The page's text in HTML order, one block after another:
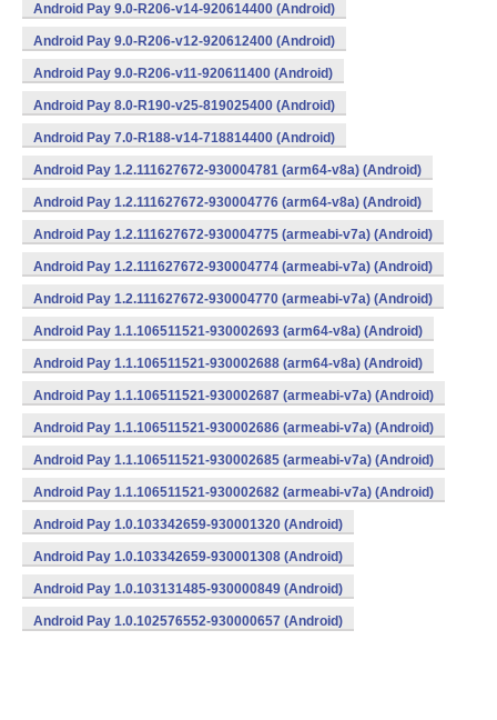
Android Pay 9.0-R206-v14-920614400 (Android)
Android Pay 9.0-R206-v12-920612400 (Android)
Android Pay 9.0-R206-v11-920611400 (Android)
Android Pay 8.0-R190-v25-819025400 (Android)
Android Pay 7.0-R188-v14-718814400 (Android)
Android Pay 1.2.111627672-930004781 (arm64-v8a) (Android)
Android Pay 1.2.111627672-930004776 (arm64-v8a) (Android)
Android Pay 1.2.111627672-930004775 (armeabi-v7a) (Android)
Android Pay 1.2.111627672-930004774 (armeabi-v7a) (Android)
Android Pay 1.2.111627672-930004770 (armeabi-v7a) (Android)
Android Pay 1.1.106511521-930002693 (arm64-v8a) (Android)
Android Pay 1.1.106511521-930002688 (arm64-v8a) (Android)
Android Pay 1.1.106511521-930002687 (armeabi-v7a) (Android)
Android Pay 1.1.106511521-930002686 (armeabi-v7a) (Android)
Android Pay 1.1.106511521-930002685 (armeabi-v7a) (Android)
Android Pay 1.1.106511521-930002682 (armeabi-v7a) (Android)
Android Pay 1.0.103342659-930001320 (Android)
Android Pay 1.0.103342659-930001308 (Android)
Android Pay 1.0.103131485-930000849 (Android)
Android Pay 1.0.102576552-930000657 (Android)